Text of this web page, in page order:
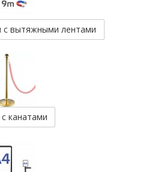
с вытяжными лентами
канатами